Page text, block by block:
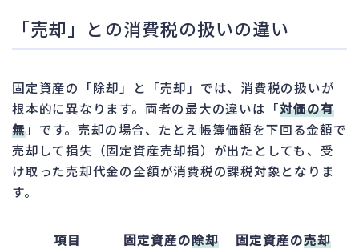
「売却」との消費税の扱いの違い
固定資産の「除却」と「売却」では、消費税の扱いが
根本的に異なります。両者の最大の違いは「対価の有
無」です。売却の場合、たとえ帳簿価額を下回る金額で
売却して損失（固定資産売却損）が出たとしても、受
け取った売却代金の全額が消費税の課税対象となりま
す。
項目 固定資産の除却 固定資産の売却